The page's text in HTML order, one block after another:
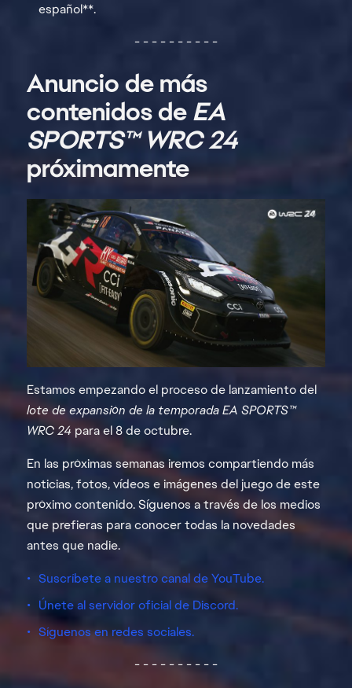
español**.
- - - - - - - - - -
Anuncio de más
contenidos deEA
SPORTS™ WRC 24
próximamente
Estamos empezando el proceso de lanzamiento del
lote de expansión de la temporada EA SPORTS™
WRC 24 para el 8 de octubre.
En las próximas semanas iremos compartiendo más
noticias, fotos, vídeos e imágenes del juego de este
próximo contenido. Síguenos a través de los medios
que prefieras para conocer todas la novedades
antes que nadie.
Suscríbete a nuestro canal de YouTube.
Únete al servidor oficial de Discord.
Síguenos en redes sociales.
- - - - - - - - - -